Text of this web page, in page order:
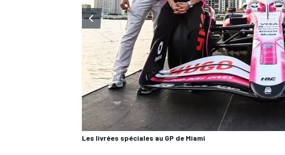
WRC
Les livrées spéciales au GP de Miami